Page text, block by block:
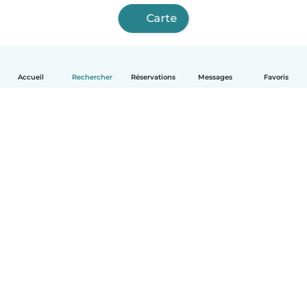
Accueil Rechercher Réservations Messages Favoris
Carte